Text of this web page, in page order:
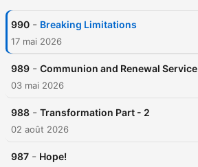
990 - Breaking Limitations
17 mai 2026
989 - Communion and Renewal Service
03 mai 2026
988 - Transformation Part - 2
02 août 2026
987 - Hope!